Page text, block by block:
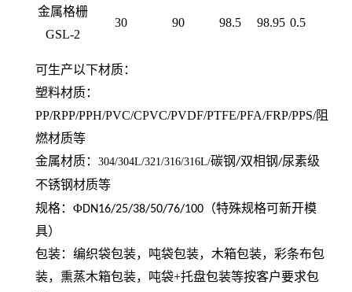
金属格栅
GSL-2
30 90 98.5 98.95 0.5
可生产以下材质：
塑料材质：
PP/RPP/PPH/PVC/CPVC/PVDF/PTFE/PFA/FRP/PPS/阻
燃材质等
金属材质： 304/304L/321/316/316L/碳钢/双相钢/尿素级
不锈钢材质等
规格：ΦDN16/25/38/50/76/100 （特殊规格可新开模
具）
包装：编织袋包装，吨袋包装，木箱包装，彩条布包
装， 熏蒸木箱包装，吨袋+托盘包装等按客户要求包